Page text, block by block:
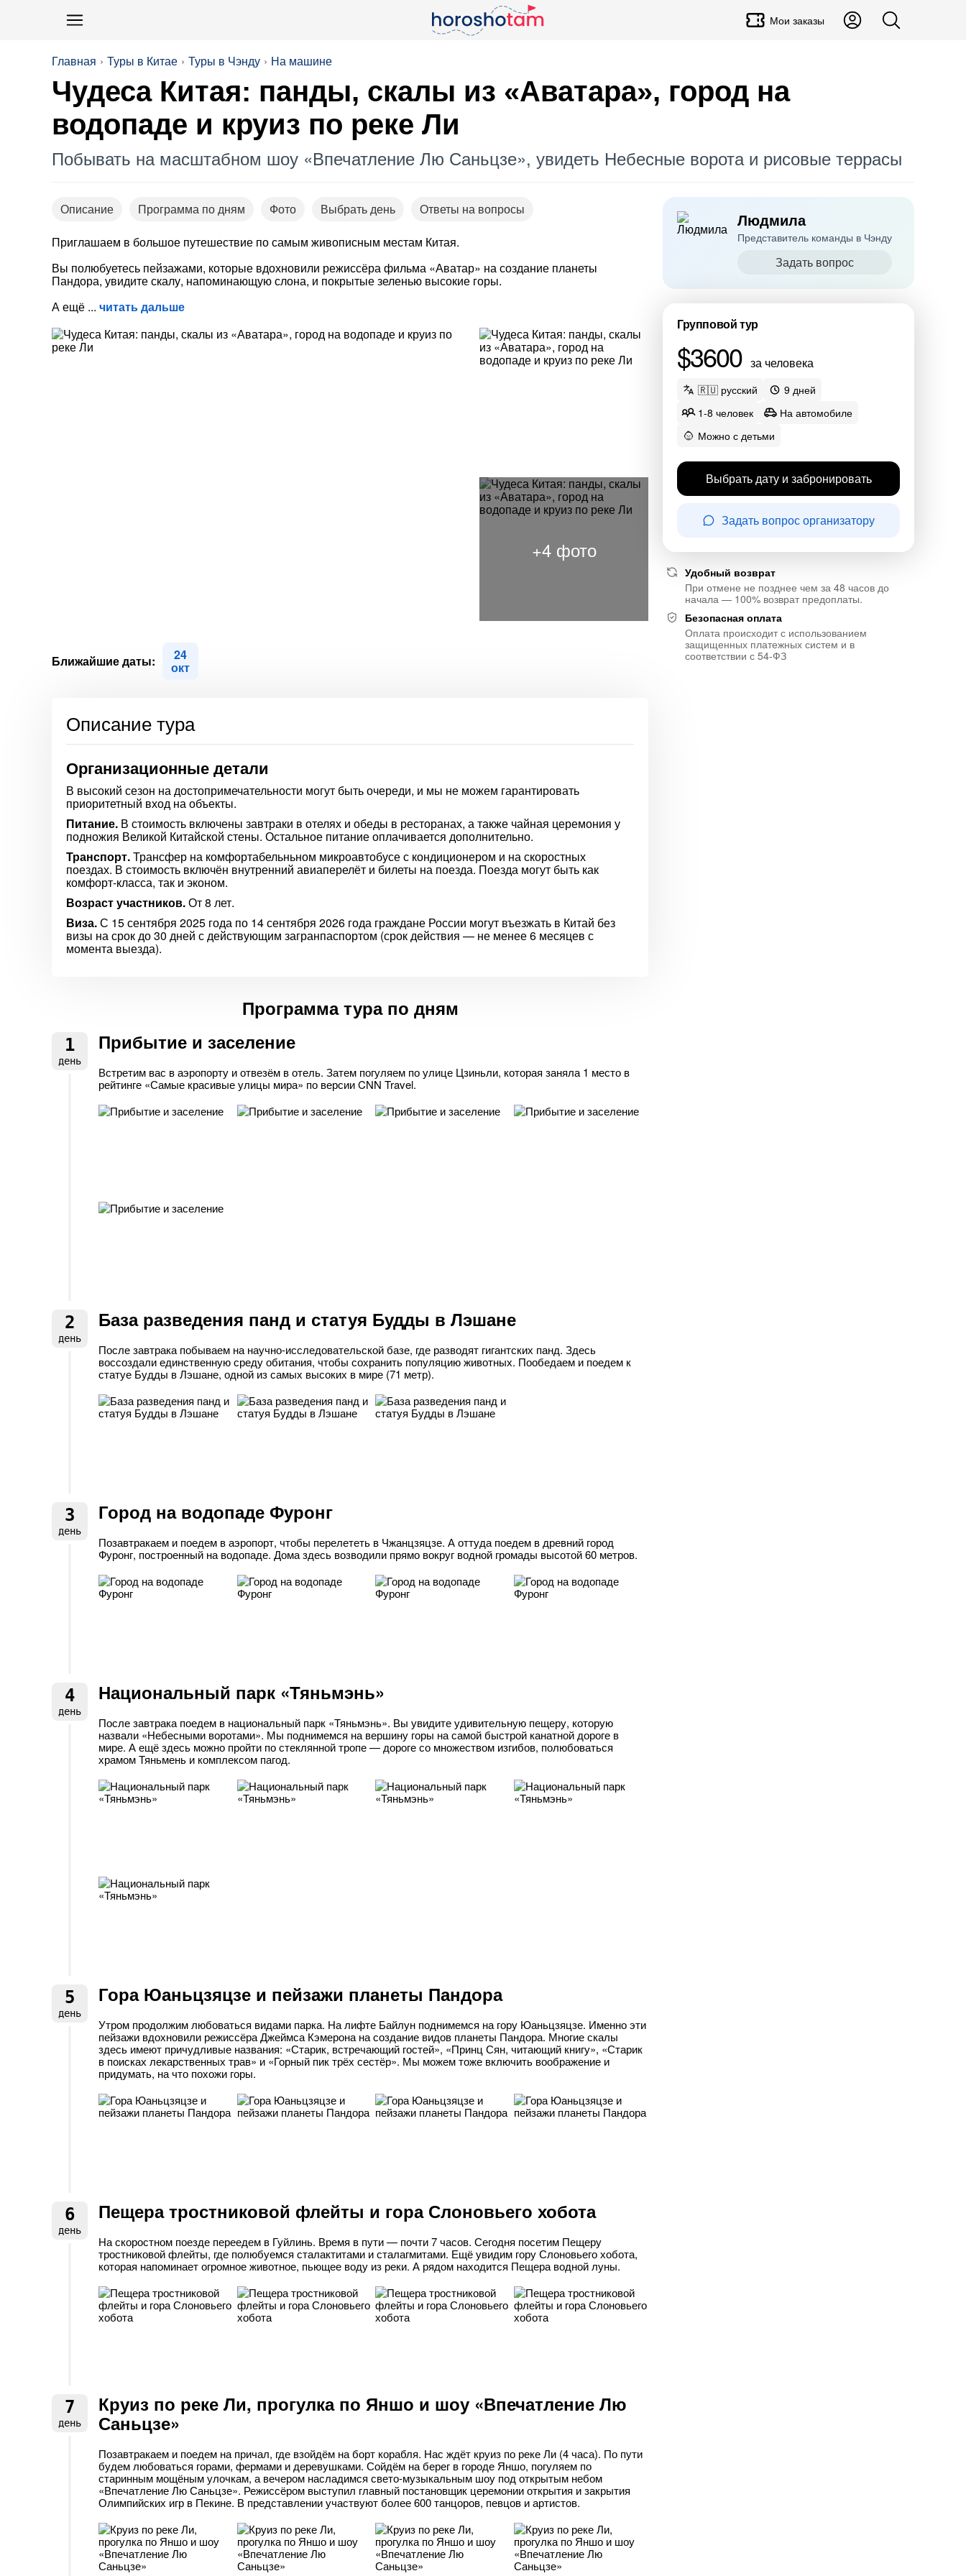
Мои заказы
Главная Туры в Китае Туры в Чэнду На машине
Чудеса Китая: панды, скалы из «Аватара», город на
водопаде и круиз по реке Ли
Побывать на масштабном шоу «Впечатление Лю Саньцзе», увидеть Небесные ворота и рисовые террасы
Описание Программа по дням Фото Выбрать день
Ответы на вопросы
Приглашаем в большое путешествие по самым живописным местам Китая.
Вы полюбуетесь пейзажами, которые вдохновили режиссёра фильма «Аватар» на создание планеты
Пандора, увидите скалу, напоминающую слона, и покрытые зеленью высокие горы.
А ещё
читать дальше
Ближайшие даты: 24
окт
Описание тура
Организационные детали
В высокий сезон на достопримечательности могут быть очереди, и мы не можем гарантировать
приоритетный вход на объекты.
Питание. В стоимость включены завтраки в отелях и обеды в ресторанах, а также чайная церемония у
подножия Великой Китайской стены. Остальное питание оплачивается дополнительно.
Транспорт.Трансфер на комфортабельньном микроавтобусе с кондиционером и на скоростных
поездах. В стоимость включён внутренний авиаперелёт и билеты на поезда. Поезда могут быть как
комфорт-класса, так и эконом.
Возраст участников.От 8 лет.
Виза.С 15 сентября 2025 года по 14 сентября 2026 года граждане России могут въезжать в Китай без
визы на срок до 30 дней с действующим загранпаспортом (срок действия — не менее 6 месяцев с
момента выезда).
Программа тура по дням
1
день
Прибытие и заселение
Встретим вас в аэропорту и отвезём в отель. Затем погуляем по улице Цзиньли, которая заняла 1 место в
рейтинге «Самые красивые улицы мира» по версии CNN Travel.
2
день
База разведения панд и статуя Будды в Лэшане
После завтрака побываем на научно-исследовательской базе, где разводят гигантских панд. Здесь
воссоздали единственную среду обитания, чтобы сохранить популяцию животных. Пообедаем и поедем к
статуе Будды в Лэшане, одной из самых высоких в мире (71 метр).
3
день
Город на водопаде Фуронг
Позавтракаем и поедем в аэропорт, чтобы перелететь в Чжанцзяцзе. А оттуда поедем в древний город
Фуронг, построенный на водопаде. Дома здесь возводили прямо вокруг водной громады высотой 60 метров.
4
день
Национальный парк «Тяньмэнь»
После завтрака поедем в национальный парк «Тяньмэнь». Вы увидите удивительную пещеру, которую
назвали «Небесными воротами». Мы поднимемся на вершину горы на самой быстрой канатной дороге в
мире. А ещё здесь можно пройти по стеклянной тропе — дороге со множеством изгибов, полюбоваться
храмом Тяньмень и комплексом пагод.
5
день
Гора Юаньцзяцзе и пейзажи планеты Пандора
Утром продолжим любоваться видами парка. На лифте Байлун поднимемся на гору Юаньцзяцзе. Именно эти
пейзажи вдохновили режиссёра Джеймса Кэмерона на создание видов планеты Пандора. Многие скалы
здесь имеют причудливые названия: «Старик, встречающий гостей», «Принц Сян, читающий книгу», «Старик
в поисках лекарственных трав» и «Горный пик трёх сестёр». Мы можем тоже включить воображение и
придумать, на что похожи горы.
6
день
Пещера тростниковой флейты и гора Слоновьего хобота
На скоростном поезде переедем в Гуйлинь. Время в пути — почти 7 часов. Сегодня посетим Пещеру
тростниковой флейты, где полюбуемся сталактитами и сталагмитами. Ещё увидим гору Слоновьего хобота,
которая напоминает огромное животное, пьющее воду из реки. А рядом находится Пещера водной луны.
7
день
Круиз по реке Ли, прогулка по Яншо и шоу «Впечатление Лю
Саньцзе»
Позавтракаем и поедем на причал, где взойдём на борт корабля. Нас ждёт круиз по реке Ли (4 часа). По пути
будем любоваться горами, фермами и деревушками. Сойдём на берег в городе Яншо, погуляем по
старинным мощёным улочкам, а вечером насладимся свето-музыкальным шоу под открытым небом
«Впечатление Лю Саньцзе». Режиссёром выступил главный постановщик церемонии открытия и закрытия
Олимпийских игр в Пекине. В представлении участвуют более 600 танцоров, певцов и артистов.
Людмила
Представитель команды в Чэнду
Задать вопрос
Групповой тур
$3600 за человека
🇷🇺 русский
9 дней
1-8 человек
На автомобиле
Можно с детьми
Выбрать дату и забронировать
Задать вопрос организатору
Удобный возврат
При отмене не позднее чем за 48 часов до
начала — 100% возврат предоплаты.
Безопасная оплата
Оплата происходит с использованием
защищенных платежных систем и в
соответствии с 54-ФЗ